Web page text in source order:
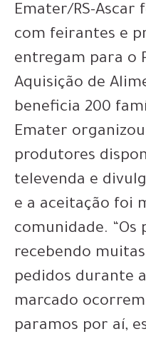
Emater/RS-
com feirantes e
entregam para o
Aquisição de
beneficia 200
Emater
produtores
televenda e
e a aceitação foi
comunidade.
recebendo
pedidos durante
marcado
paramos por aí,